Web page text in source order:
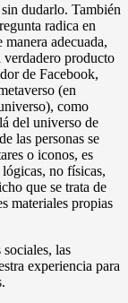
dudarlo. También
radica en
adecuada,
verdadero producto
de Facebook,
(en
como
del universo de
las personas se
o iconos, es
no físicas,
que se trata de
materiales propias
las
experiencia para